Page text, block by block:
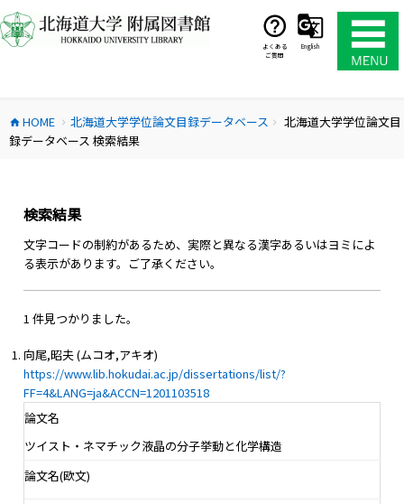
ン
テ
ス
キ
よくある
ご質問
English
home HOME chevron_right 北海道大学学位論文目録データベース chevron_right
北海道大学学位論文目
録データベース 検索結果
検索結果
文字コードの制約があるため、実際と異なる漢字あるいはヨミによ
る表示があります。ご了承ください。
1 件見つかりました。
向尾,昭夫 (ムコオ,アキオ)
https://www.lib.hokudai.ac.jp/dissertations/list/?
FF=4&LANG=ja&ACCN=1201103518
論文名
ツイスト・ネマチック液晶の分子挙動と化学構造
論文名(欧文)